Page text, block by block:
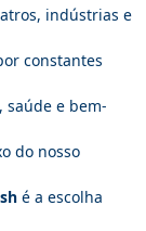
indústrias e
constantes
saúde e bem-
do nosso
é a escolha